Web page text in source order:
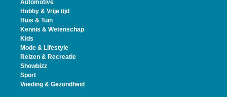
Automotive
Hobby & Vrije tijd
Huis & Tuin
Kennis & Wetenschap
Kids
Mode & Lifestyle
Reizen & Recreatie
Showbizz
Sport
Voeding & Gezondheid